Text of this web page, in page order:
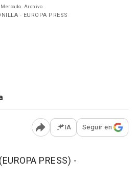
Mercado. Archivo
- EUROPA PRESS
Abrir opciones para
IA Seguir en
PRESS) -